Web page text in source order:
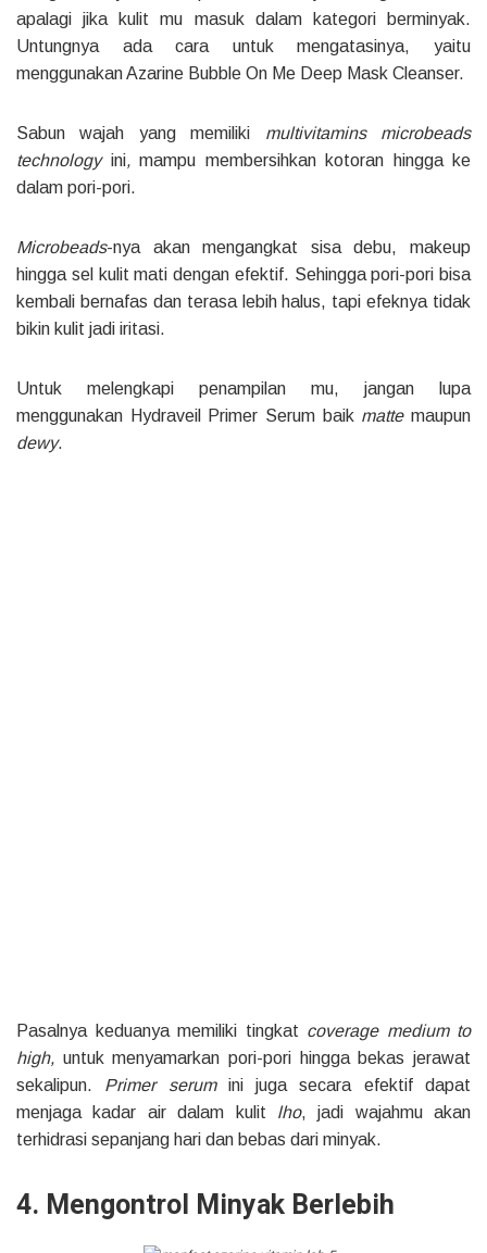
apalagi jika kulit mu masuk dalam kategori berminyak.
Untungnya ada cara untuk mengatasinya, yaitu
menggunakan Azarine Bubble On Me Deep Mask Cleanser.
Sabun wajah yang memiliki multivitamins microbeads
technology ini,mampu membersihkan kotoran hingga ke
dalam pori-pori.
Microbeads-nya akan mengangkat sisa debu, makeup
hingga sel kulit mati dengan efektif. Sehingga pori-pori bisa
kembali bernafas dan terasa lebih halus, tapi efeknya tidak
bikin kulit jadi iritasi.
Untuk melengkapi penampilan mu, jangan lupa
menggunakan Hydraveil Primer Serum baik mattemaupun
dewy.
Pasalnya keduanya memiliki tingkat coverage medium to
high, untuk menyamarkan pori-pori hingga bekas jerawat
sekalipun. Primer serumini juga secara efektif dapat
menjaga kadar air dalam kulit lho, jadi wajahmu akan
terhidrasi sepanjang hari dan bebas dari minyak.
4. Mengontrol Minyak Berlebih